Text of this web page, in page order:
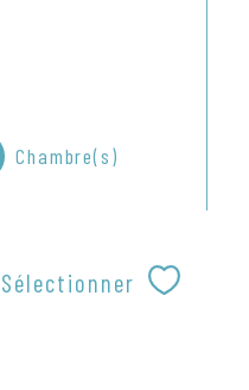
Chambre(s)
Sélectionner